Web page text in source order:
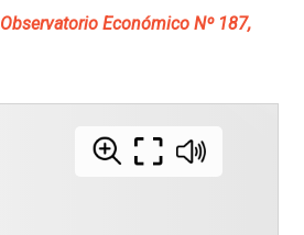
Observatorio Económico Nº 187,